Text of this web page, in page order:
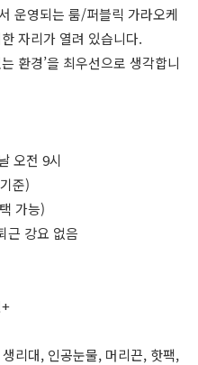
운영되는 룸/퍼블릭 가라오케
자리가 열려 있습니다.
환경’을 최우선으로 생각합니
오전 9시
준)
가능)
근 강요 없음
리대, 인공눈물, 머리끈, 핫팩,